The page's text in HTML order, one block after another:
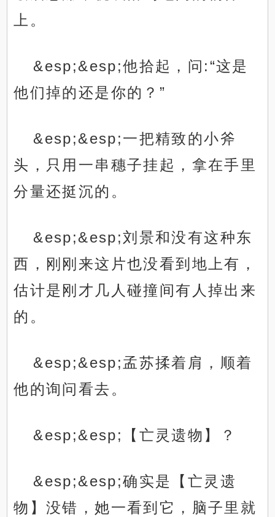
上。
&esp;&esp;他拾起，问:“这是
他们掉的还是你的？”
&esp;&esp;一把精致的小斧
头，只用一串穗子挂起，拿在手里
分量还挺沉的。
&esp;&esp;刘景和没有这种东
西，刚刚来这片也没看到地上有，
估计是刚才几人碰撞间有人掉出来
的。
&esp;&esp;孟苏揉着肩，顺着
他的询问看去。
&esp;&esp;【亡灵遗物】？
&esp;&esp;确实是【亡灵遗
物】没错，她一看到它，脑子里就